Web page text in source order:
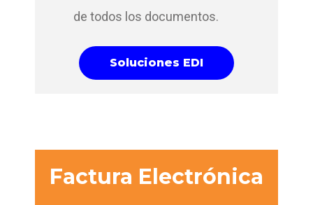
de todos los documentos.
Soluciones EDI
Factura Electrónica